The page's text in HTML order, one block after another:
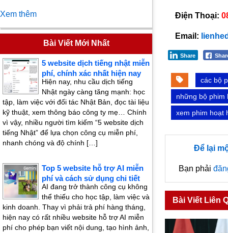
Điện Thoại:
Email:
Share
các bộ
những bộ phim
xem phim hoạt
Để lại
Bạn phải
Bài Viết Liên
Xem thêm
Bài Viết Mới Nhất
5 website dịch tiếng nhật miễn
phí, chính xác nhất hiện nay
Hiện nay, nhu cầu dịch tiếng
Nhật ngày càng tăng mạnh: học
tập, làm việc với đối tác Nhật Bản, đọc tài liệu
kỹ thuật, xem thông báo công ty mẹ… Chính
vì vậy, nhiều người tìm kiếm “5 website dịch
tiếng Nhật” để lựa chọn công cụ miễn phí,
nhanh chóng và độ chính […]
Top 5 website hỗ trợ AI miễn
phí và cách sử dụng chi tiết
AI đang trở thành công cụ không
thể thiếu cho học tập, làm việc và
kinh doanh. Thay vì phải trả phí hàng tháng,
hiện nay có rất nhiều website hỗ trợ AI miễn
phí cho phép bạn viết nội dung, tạo hình ảnh,